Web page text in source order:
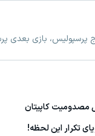
پرسپولیس، بازی بعدی
مصدومیت کاپیتان
تکرار این لحظه!